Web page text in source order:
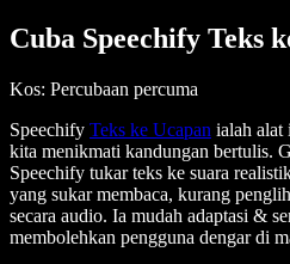
Cuba Speechify Teks
Kos: Percubaan percuma
Speechify Teks ke Ucapan ialah alat
kita menikmati kandungan bertulis.
Speechify tukar teks ke suara
yang sukar membaca, kurang
secara audio. Ia mudah adaptasi &
membolehkan pengguna dengar di